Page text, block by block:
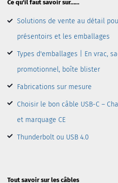
Ce qu'il faut savoir sur……
Solutions de vente au détail
présentoirs et les emballages
Types d'emballages | En vrac,
promotionnel, boîte blister
Fabrications sur mesure
Choisir le bon câble USB-C –
et marquage CE
Thunderbolt ou USB 4.0
Tout savoir sur les câbles